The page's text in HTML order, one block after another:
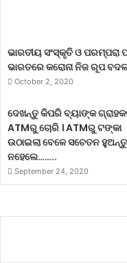
ଭାରତୀୟ ସଂସ୍କୃତି ଓ ପରମ୍ପରା
ଭାରତରେ କରୋନା ନିଜ ରୂପ
October 2, 2020
ଦେଖନ୍ତୁ କିପରି ବ୍ୟାଙ୍କ
ATMରୁ ଚୋରି । ATMରୁ ଟଙ୍କା
ଉଠାଇଲା ବେଳେ ସଚେତନ ହୁଅନ୍ତୁ
ନହେଲେ……..
September 24, 2020